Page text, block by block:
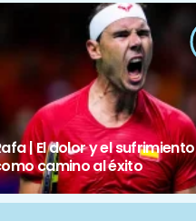
| El dolor y el sufrimiento
camino al éxito